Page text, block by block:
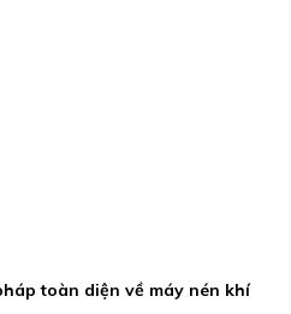
toàn diện về máy nén khí